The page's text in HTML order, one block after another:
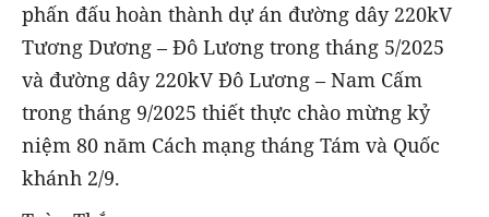
phấn đấu hoàn thành dự án đường dây 220kV
Tương Dương – Đô Lương trong tháng 5/2025
và đường dây 220kV Đô Lương – Nam Cấm
trong tháng 9/2025 thiết thực chào mừng kỷ
niệm 80 năm Cách mạng tháng Tám và Quốc
khánh 2/9.